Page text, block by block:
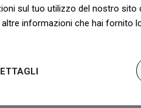
sul tuo utilizzo del nostro sito
informazioni che hai fornito